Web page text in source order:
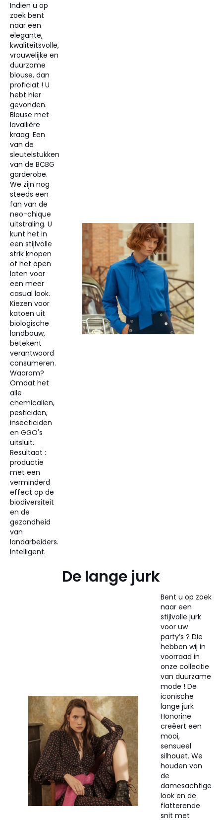
Indien u op
zoek bent
naar een
elegante,
kwaliteitsvolle,
vrouwelijke en
duurzame
blouse, dan
proficiat ! U
hebt hier
gevonden.
Blouse met
lavallière
kraag. Een
van de
sleutelstukken
van de BCBG
garderobe.
We zijn nog
steeds een
fan van de
neo-chique
uitstraling. U
kunt het in
een stijlvolle
strik knopen
of het open
laten voor
een meer
casual look.
Kiezen voor
katoen uit
biologische
landbouw,
betekent
verantwoord
consumeren.
Waarom?
Omdat het
alle
chemicaliën,
pesticiden,
insecticiden
en GGO's
uitsluit.
Resultaat :
productie
met een
verminderd
effect op de
biodiversiteit
en de
gezondheid
van
landarbeiders.
Intelligent.
De lange jurk
Bent u op zoek
naar een
stijlvolle jurk
voor uw
party’s ? Die
hebben wij in
voorraad in
onze collectie
van duurzame
mode ! De
iconische
lange jurk
Honorine
creëert een
mooi,
sensueel
silhouet. We
houden van
de
damesachtige
look en de
flatterende
snit met